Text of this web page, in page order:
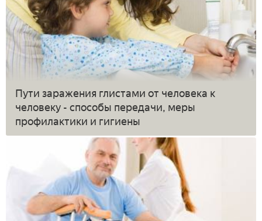
Пути заражения глистами от человека к
человеку - способы передачи, меры
профилактики и гигиены